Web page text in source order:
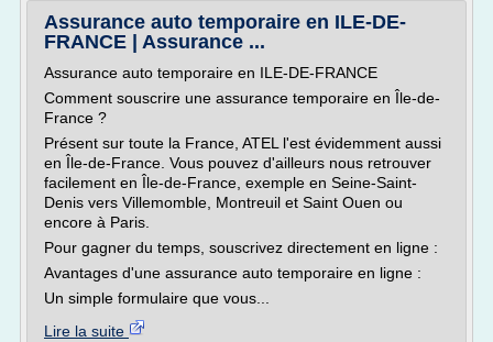
Assurance auto temporaire en ILE-DE-
FRANCE | Assurance ...
Assurance auto temporaire en ILE-DE-FRANCE
Comment souscrire une assurance temporaire en Île-de-
France ?
Présent sur toute la France, ATEL l'est évidemment aussi
en Île-de-France. Vous pouvez d'ailleurs nous retrouver
facilement en Île-de-France, exemple en Seine-Saint-
Denis vers Villemomble, Montreuil et Saint Ouen ou
encore à Paris.
Pour gagner du temps, souscrivez directement en ligne :
Avantages d'une assurance auto temporaire en ligne :
Un simple formulaire que vous...
Lire la suite